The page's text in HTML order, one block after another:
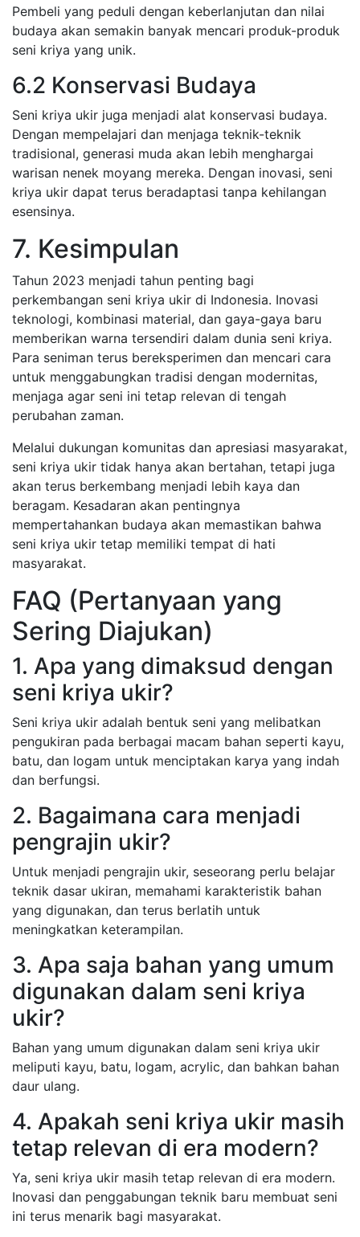
Pembeli yang peduli dengan keberlanjutan dan nilai
budaya akan semakin banyak mencari produk-produk
seni kriya yang unik.
6.2 Konservasi Budaya
Seni kriya ukir juga menjadi alat konservasi budaya.
Dengan mempelajari dan menjaga teknik-teknik
tradisional, generasi muda akan lebih menghargai
warisan nenek moyang mereka. Dengan inovasi, seni
kriya ukir dapat terus beradaptasi tanpa kehilangan
esensinya.
7. Kesimpulan
Tahun 2023 menjadi tahun penting bagi
perkembangan seni kriya ukir di Indonesia. Inovasi
teknologi, kombinasi material, dan gaya-gaya baru
memberikan warna tersendiri dalam dunia seni kriya.
Para seniman terus bereksperimen dan mencari cara
untuk menggabungkan tradisi dengan modernitas,
menjaga agar seni ini tetap relevan di tengah
perubahan zaman.
Melalui dukungan komunitas dan apresiasi masyarakat,
seni kriya ukir tidak hanya akan bertahan, tetapi juga
akan terus berkembang menjadi lebih kaya dan
beragam. Kesadaran akan pentingnya
mempertahankan budaya akan memastikan bahwa
seni kriya ukir tetap memiliki tempat di hati
masyarakat.
FAQ (Pertanyaan yang
Sering Diajukan)
1. Apa yang dimaksud dengan
seni kriya ukir?
Seni kriya ukir adalah bentuk seni yang melibatkan
pengukiran pada berbagai macam bahan seperti kayu,
batu, dan logam untuk menciptakan karya yang indah
dan berfungsi.
2. Bagaimana cara menjadi
pengrajin ukir?
Untuk menjadi pengrajin ukir, seseorang perlu belajar
teknik dasar ukiran, memahami karakteristik bahan
yang digunakan, dan terus berlatih untuk
meningkatkan keterampilan.
3. Apa saja bahan yang umum
digunakan dalam seni kriya
ukir?
Bahan yang umum digunakan dalam seni kriya ukir
meliputi kayu, batu, logam, acrylic, dan bahkan bahan
daur ulang.
4. Apakah seni kriya ukir masih
tetap relevan di era modern?
Ya, seni kriya ukir masih tetap relevan di era modern.
Inovasi dan penggabungan teknik baru membuat seni
ini terus menarik bagi masyarakat.